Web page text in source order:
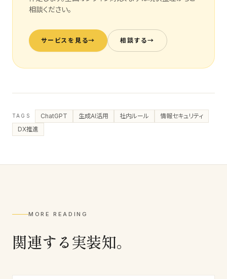
相談ください。
サービスを見る→ 相談する→
TAGS ChatGPT 生成AI活用 社内ルール
情報セキュリティ
DX推進
MORE READING
関連する実装知。